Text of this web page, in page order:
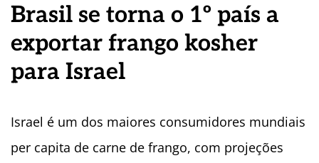
Brasil se torna o 1º país a
exportar frango kosher
para Israel
Israel é um dos maiores consumidores mundiais
per capita de carne de frango, com projeções